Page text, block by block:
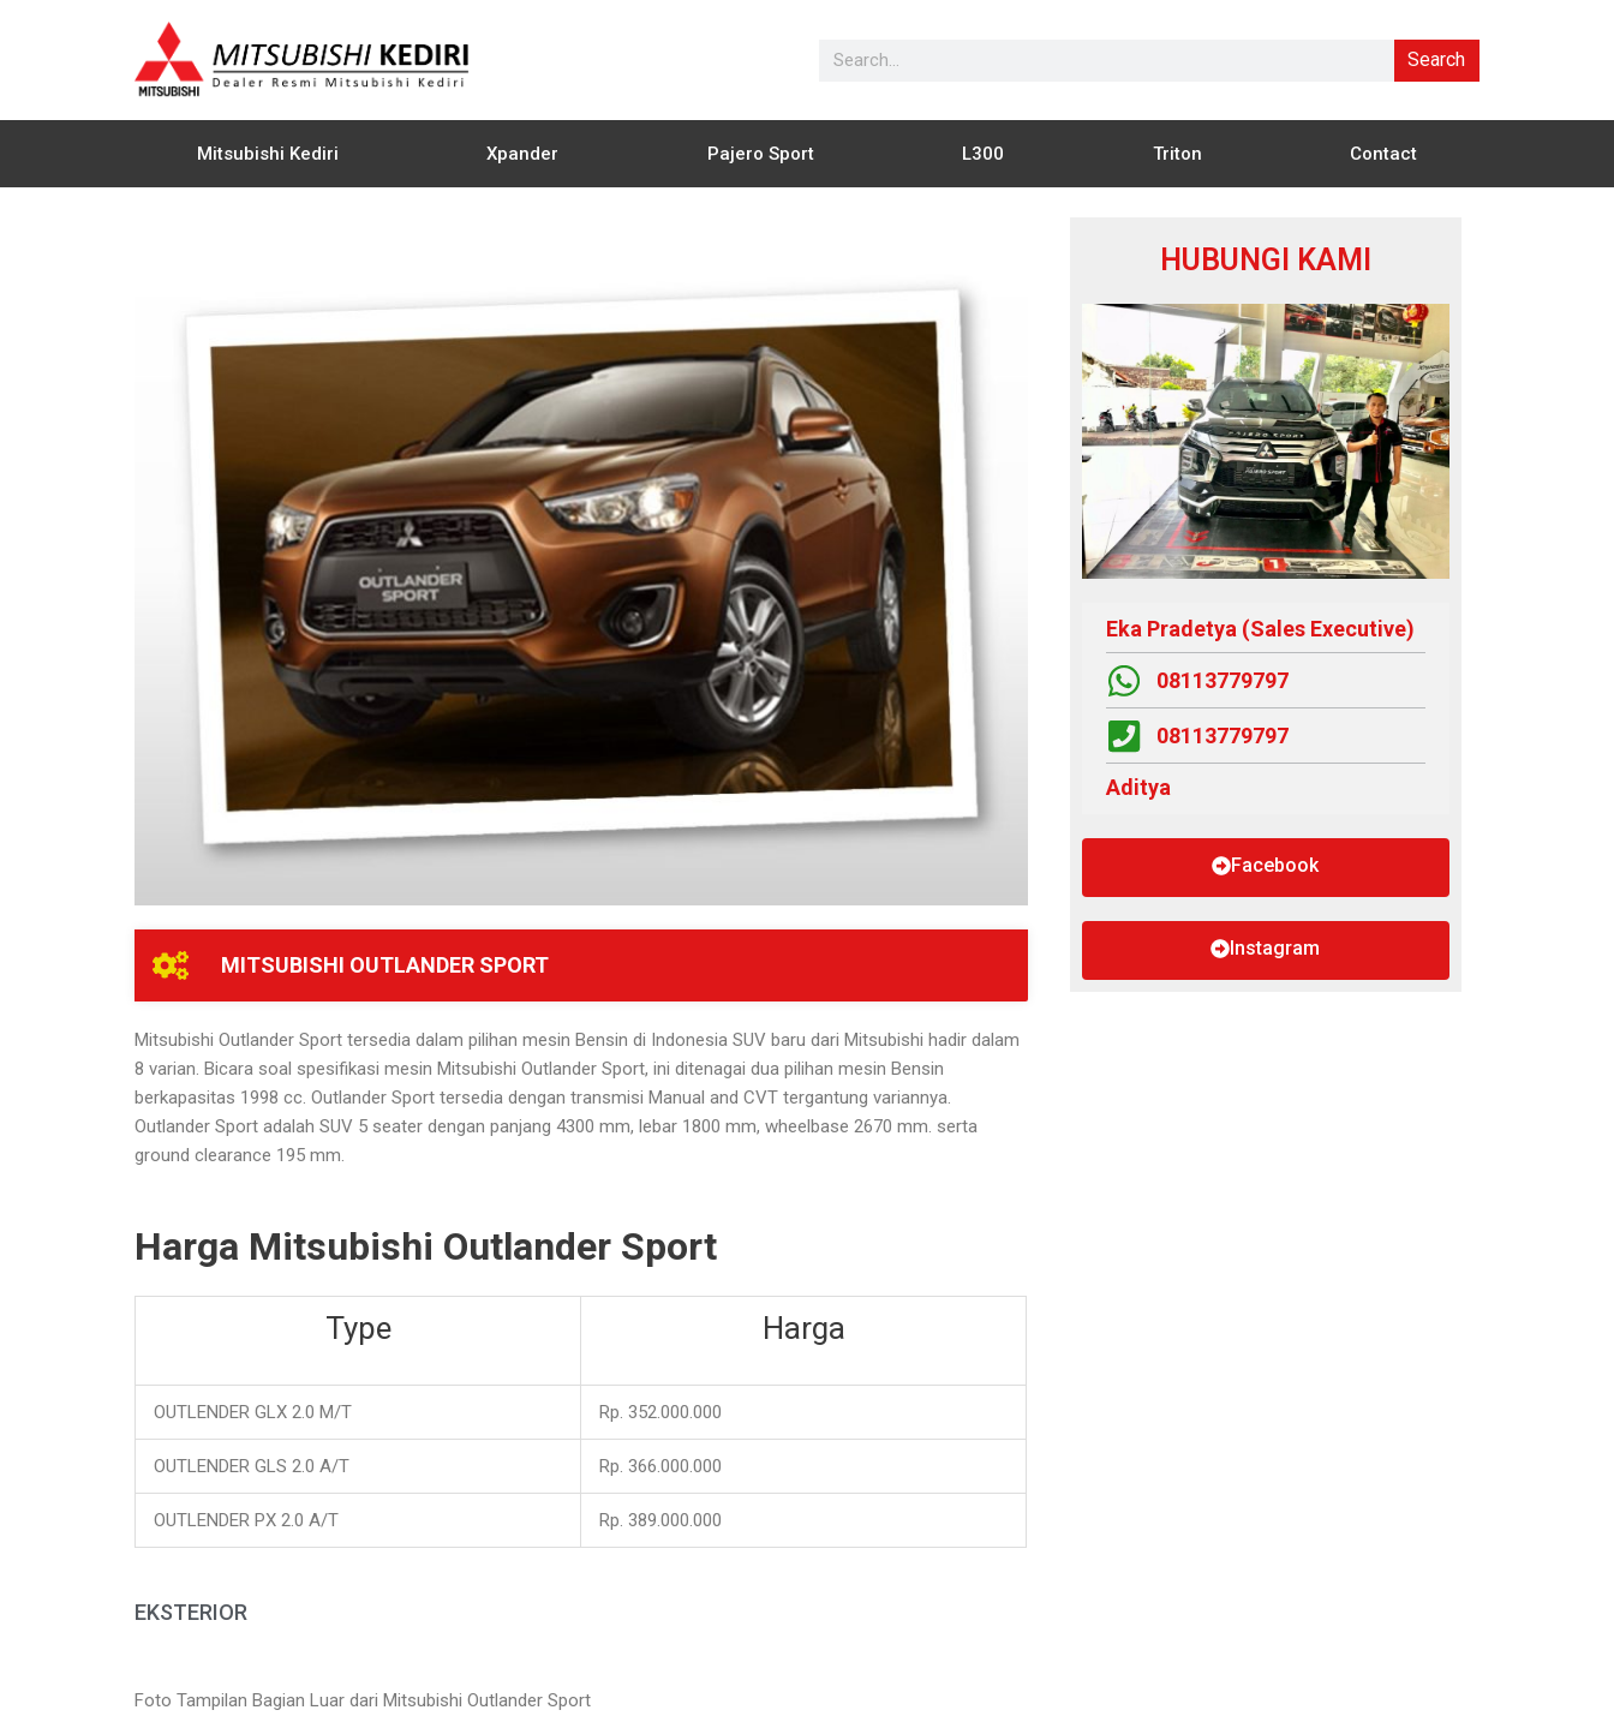
Search Search
Mitsubishi Kediri Xpander Pajero Sport L300 Triton Contact
MITSUBISHI OUTLANDER SPORT
Mitsubishi Outlander Sport tersedia dalam pilihan mesin Bensin di Indonesia SUV baru dari Mitsubishi hadir dalam
8 varian. Bicara soal spesifikasi mesin Mitsubishi Outlander Sport, ini ditenagai dua pilihan mesin Bensin
berkapasitas 1998 cc. Outlander Sport tersedia dengan transmisi Manual and CVT tergantung variannya.
Outlander Sport adalah SUV 5 seater dengan panjang 4300 mm, lebar 1800 mm, wheelbase 2670 mm. serta
ground clearance 195 mm.
Harga Mitsubishi Outlander Sport
Type Harga
OUTLENDER GLX 2.0 M/T Rp. 352.000.000
OUTLENDER GLS 2.0 A/T Rp. 366.000.000
OUTLENDER PX 2.0 A/T Rp. 389.000.000
EKSTERIOR
Foto Tampilan Bagian Luar dari Mitsubishi Outlander Sport
HUBUNGI KAMI
Eka Pradetya (Sales Executive)
08113779797
08113779797
Aditya
Facebook
Instagram